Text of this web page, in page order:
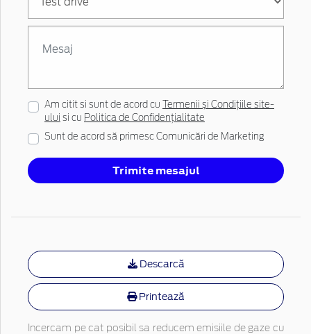
Am citit si sunt de acord cu
Termenii și Condițiile site-
ului si cu Politica de Confidențialitate
Sunt de acord să primesc Comunicări de Marketing
Trimite mesajul
Descarcă
Printează
Incercam pe cat posibil sa reducem emisiile de gaze cu